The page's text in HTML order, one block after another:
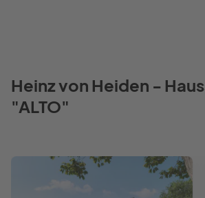
Heinz von Heiden -
"ALTO"